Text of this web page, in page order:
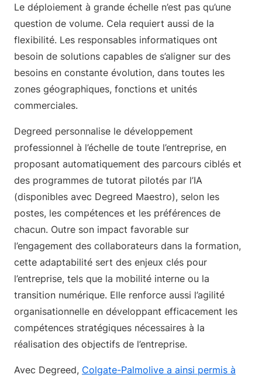
Le déploiement à grande échelle n’est pas qu’une
question de volume. Cela requiert aussi de la
flexibilité. Les responsables informatiques ont
besoin de solutions capables de s’aligner sur des
besoins en constante évolution, dans toutes les
zones géographiques, fonctions et unités
commerciales.
Degreed personnalise le développement
professionnel à l’échelle de toute l’entreprise, en
proposant automatiquement des parcours ciblés et
des programmes de tutorat pilotés par l’IA
(disponibles avec Degreed Maestro), selon les
postes, les compétences et les préférences de
chacun. Outre son impact favorable sur
l’engagement des collaborateurs dans la formation,
cette adaptabilité sert des enjeux clés pour
l’entreprise, tels que la mobilité interne ou la
transition numérique. Elle renforce aussi l’agilité
organisationnelle en développant efficacement les
compétences stratégiques nécessaires à la
réalisation des objectifs de l’entreprise.
Avec Degreed, Colgate-Palmolive a ainsi permis à